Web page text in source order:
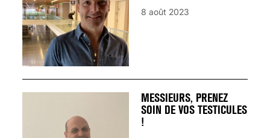
8 août 2023
MESSIEURS, PRENEZ
SOIN DE VOS TESTICULES
!